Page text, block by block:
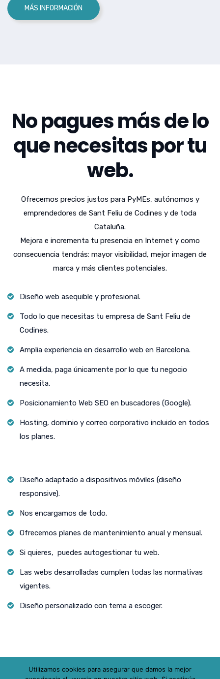
MÁS INFORMACIÓN
No pagues más de lo
que necesitas por tu
web.
Ofrecemos precios justos para PyMEs, autónomos y
emprendedores de Sant Feliu de Codines y de toda
Cataluña.
Mejora e incrementa tu presencia en Internet y como
consecuencia tendrás: mayor visibilidad, mejor imagen de
marca y más clientes potenciales.
Diseño web asequible y profesional.
Todo lo que necesitas tu empresa de Sant Feliu de
Codines.
Amplia experiencia en desarrollo web en Barcelona.
A medida, paga únicamente por lo que tu negocio
necesita.
Posicionamiento Web SEO en buscadores (Google).
Hosting, dominio y correo corporativo incluido en todos
los planes.
Diseño adaptado a dispositivos móviles (diseño
responsive).
Nos encargamos de todo.
Ofrecemos planes de mantenimiento anual y mensual.
Si quieres, puedes autogestionar tu web.
Las webs desarrolladas cumplen todas las normativas
vigentes.
Diseño personalizado con tema a escoger.
Utilizamos cookies para asegurar que damos la mejor